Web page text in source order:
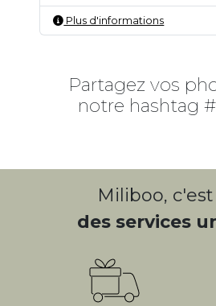
Plus d'informations
Partagez vos
notre hashtag
Miliboo, c'est
des services